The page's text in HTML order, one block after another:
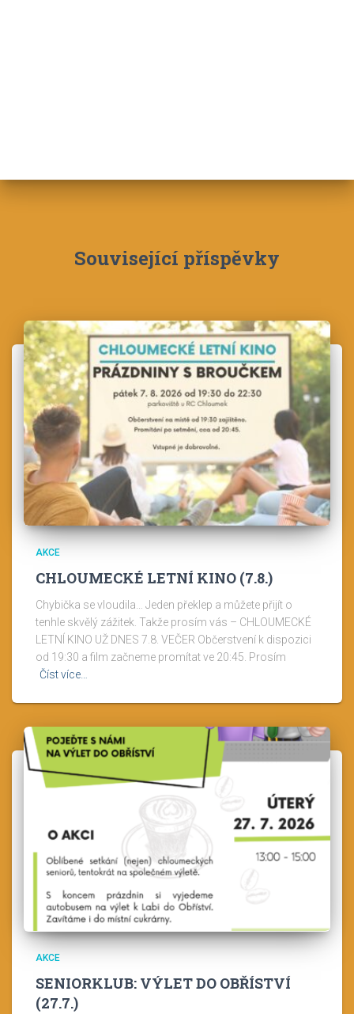
Související příspěvky
AKCE
CHLOUMECKÉ LETNÍ KINO (7.8.)
Chybička se vloudila… Jeden překlep a můžete přijít o
tenhle skvělý zážitek. Takže prosím vás – CHLOUMECKÉ
LETNÍ KINO UŽ DNES 7.8. VEČER Občerstvení k dispozici
od 19:30 a film začneme promítat ve 20:45. Prosím
Číst více…
AKCE
SENIORKLUB: VÝLET DO OBŘÍSTVÍ
(27.7.)